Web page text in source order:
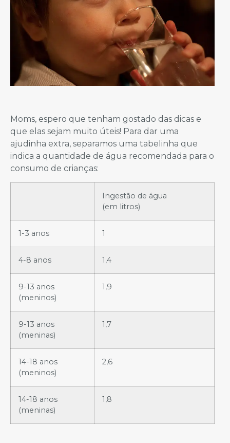
Moms, espero que tenham gostado das dicas e
que elas sejam muito úteis! Para dar uma
ajudinha extra, separamos uma tabelinha que
indica a quantidade de água recomendada para o
consumo de crianças:
Ingestão de água
(em litros)
1-3 anos 1
4-8 anos 1,4
9-13 anos
(meninos)
1,9
9-13 anos
(meninas)
1,7
14-18 anos
(meninos)
2,6
14-18 anos
(meninas)
1,8